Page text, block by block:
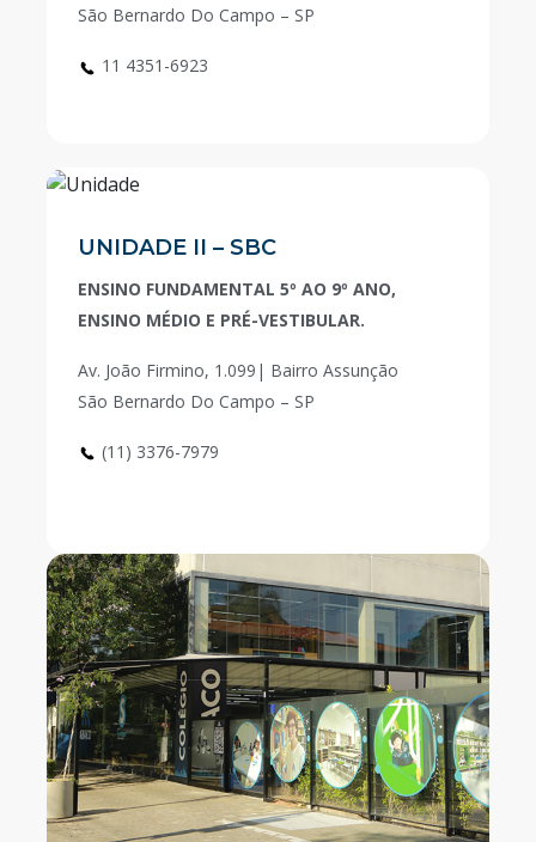
São Bernardo Do Campo – SP
11 4351-6923
UNIDADE II – SBC
ENSINO FUNDAMENTAL 5º AO 9º ANO,
ENSINO MÉDIO E PRÉ-VESTIBULAR.
Av. João Firmino, 1.099| Bairro Assunção
São Bernardo Do Campo – SP
(11) 3376-7979